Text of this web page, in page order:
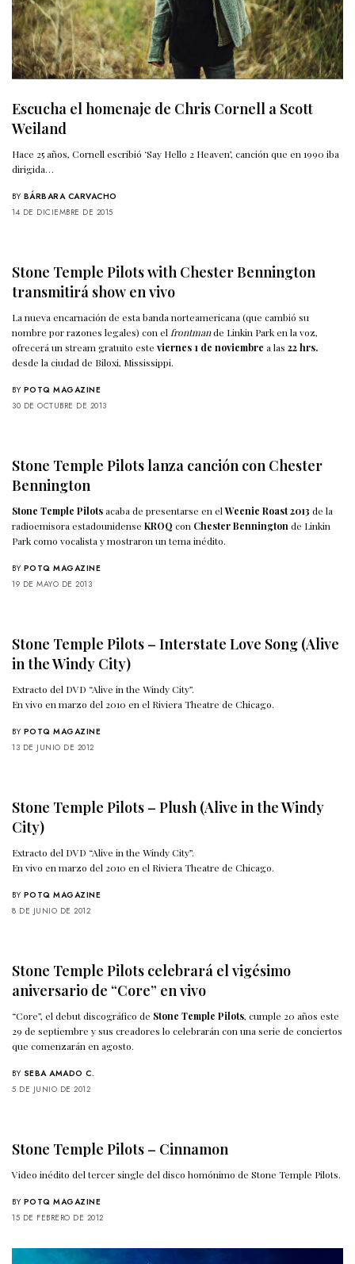
Escucha el homenaje de Chris Cornell a Scott
Weiland
Hace 25 años, Cornell escribió ‘Say Hello 2 Heaven’, canción que en 1990 iba
dirigida…
BY BÁRBARA CARVACHO
14 DE DICIEMBRE DE 2015
Stone Temple Pilots with Chester Bennington
transmitirá show en vivo
La nueva encarnación de esta banda norteamericana (que cambió su
nombre por razones legales) con el frontmande Linkin Park en la voz,
ofrecerá un stream gratuito esteviernes 1 de noviembre a las22 hrs.
desde la ciudad de Biloxi, Mississippi.
BY POTQ MAGAZINE
30 DE OCTUBRE DE 2013
Stone Temple Pilots lanza canción con Chester
Bennington
Stone Temple Pilotsacaba de presentarse en elWeenie Roast 2013 de la
radioemisora estadounidenseKROQ con Chester Bennington de Linkin
Park como vocalista y mostraron un tema inédito.
BY POTQ MAGAZINE
19 DE MAYO DE 2013
Stone Temple Pilots – Interstate Love Song (Alive
in the Windy City)
Extracto del DVD “Alive in the Windy City”.
En vivo en marzo del 2010 en el Riviera Theatre de Chicago.
BY POTQ MAGAZINE
13 DE JUNIO DE 2012
Stone Temple Pilots – Plush (Alive in the Windy
City)
Extracto del DVD “Alive in the Windy City”.
En vivo en marzo del 2010 en el Riviera Theatre de Chicago.
BY POTQ MAGAZINE
8 DE JUNIO DE 2012
Stone Temple Pilots celebrará el vigésimo
aniversario de “Core” en vivo
“Core”, el debut discográfico de Stone Temple Pilots, cumple 20 años este
29 de septiembre y sus creadores lo celebrarán con una serie de conciertos
que comenzarán en agosto.
BY SEBA AMADO C.
5 DE JUNIO DE 2012
Stone Temple Pilots – Cinnamon
Video inédito del tercer single del disco homónimo de Stone Temple Pilots.
BY POTQ MAGAZINE
15 DE FEBRERO DE 2012